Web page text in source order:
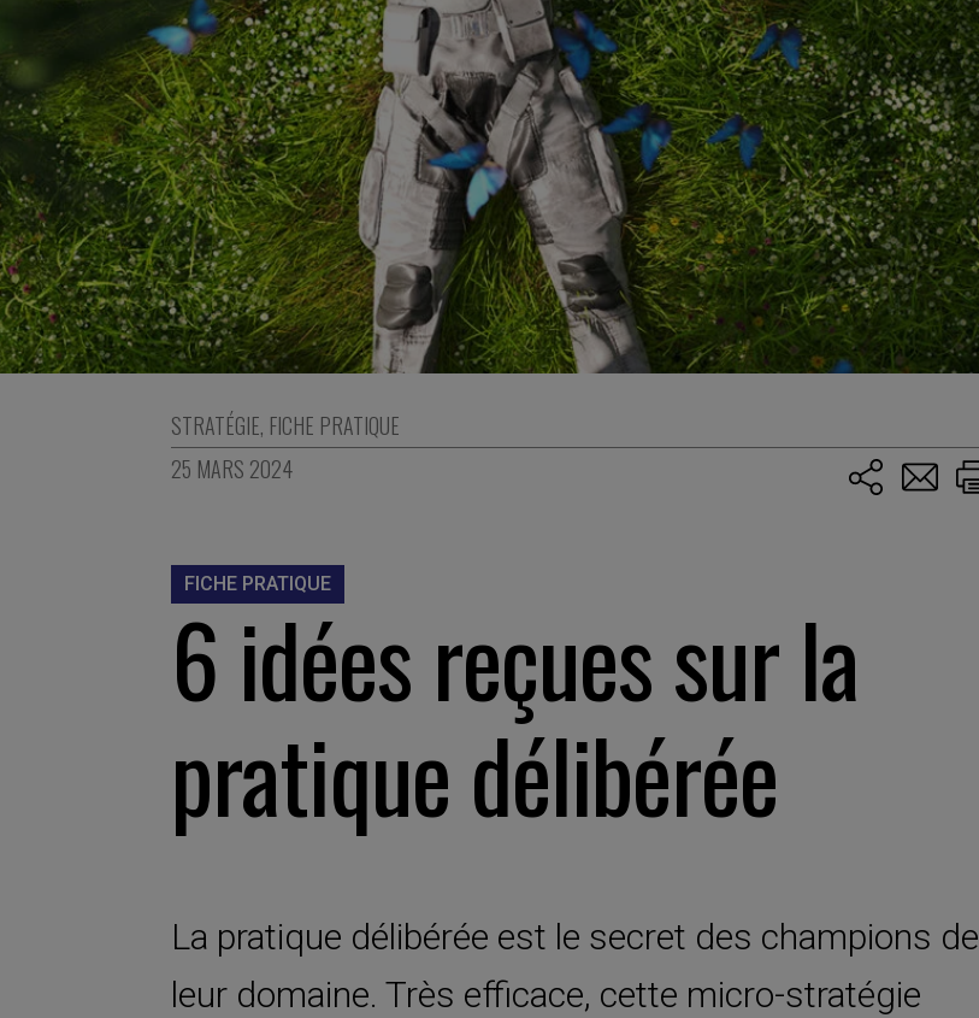
STRATÉGIE, FICHE PRATIQUE
25 MARS 2024
FICHE PRATIQUE
6 idées reçues sur la
pratique délibérée
La pratique délibérée est le secret des champions de
leur domaine. Très efficace, cette micro-stratégie